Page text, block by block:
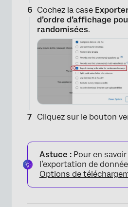
Cochez la case
d’ordre d’affichage
randomisées.
Cliquez sur le bouton
Astuce : Pour en
l’exportation de
Options de